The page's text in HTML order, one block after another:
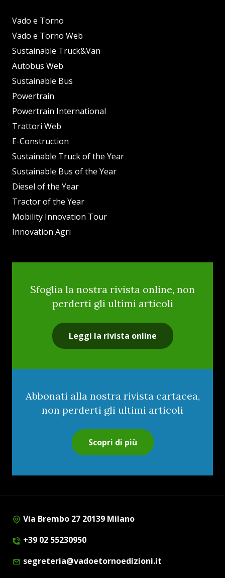
Vado e Torno
Vado e Torno Web
Sustainable Truck&Van
Autobus Web
Sustainable Bus
Powertrain
Powertrain International
Trattori Web
E-Construction
Sustainable Truck of the Year
Sustainable Bus of the Year
Diesel of the Year
Tractor of the Year
Mobility Innovation Tour
Innovation Agri
Sfoglia la nostra rivista online, non
perderti gli ultimi articoli
Leggi la rivista online
Abbonati alla nostra rivista cartacea,
non perderti gli ultimi articoli
Scopri di più
Via Brembo 27 20139 Milano
+39 02 55230950
segreteria@vadoetornoedizioni.it